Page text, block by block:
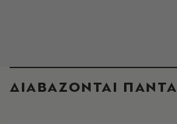
ΔΙΑΒΑΖΟΝΤΑΙ ΠΑΝΤΑ